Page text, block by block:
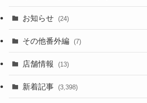
お知らせ (24)
その他番外編 (7)
店舗情報 (13)
新着記事 (3,398)